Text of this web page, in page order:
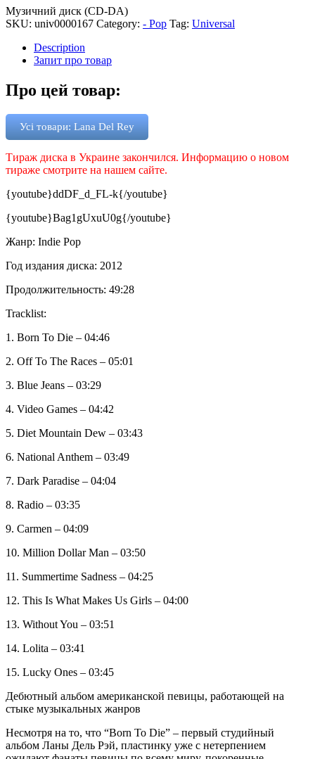
Музичний диск (CD-DA)
SKU: univ0000167 Category: - Pop Tag: Universal
Description
Запит про товар
Про цей товар:
Усі товари: Lana Del Rey
Тираж диска в Украине закончился. Информацию о новом
тираже смотрите на нашем сайте.
{youtube}ddDF_d_FL-k{/youtube}
{youtube}Bag1gUxuU0g{/youtube}
Жанр: Indie Pop
Год издания диска: 2012
Продолжительность: 49:28
Tracklist:
1. Born To Die – 04:46
2. Off To The Races – 05:01
3. Blue Jeans – 03:29
4. Video Games – 04:42
5. Diet Mountain Dew – 03:43
6. National Anthem – 03:49
7. Dark Paradise – 04:04
8. Radio – 03:35
9. Carmen – 04:09
10. Million Dollar Man – 03:50
11. Summertime Sadness – 04:25
12. This Is What Makes Us Girls – 04:00
13. Without You – 03:51
14. Lolita – 03:41
15. Lucky Ones – 03:45
Дебютный альбом американской певицы, работающей на
стыке музыкальных жанров
Несмотря на то, что “Born To Die” – первый студийный
альбом Ланы Дель Рэй, пластинку уже с нетерпением